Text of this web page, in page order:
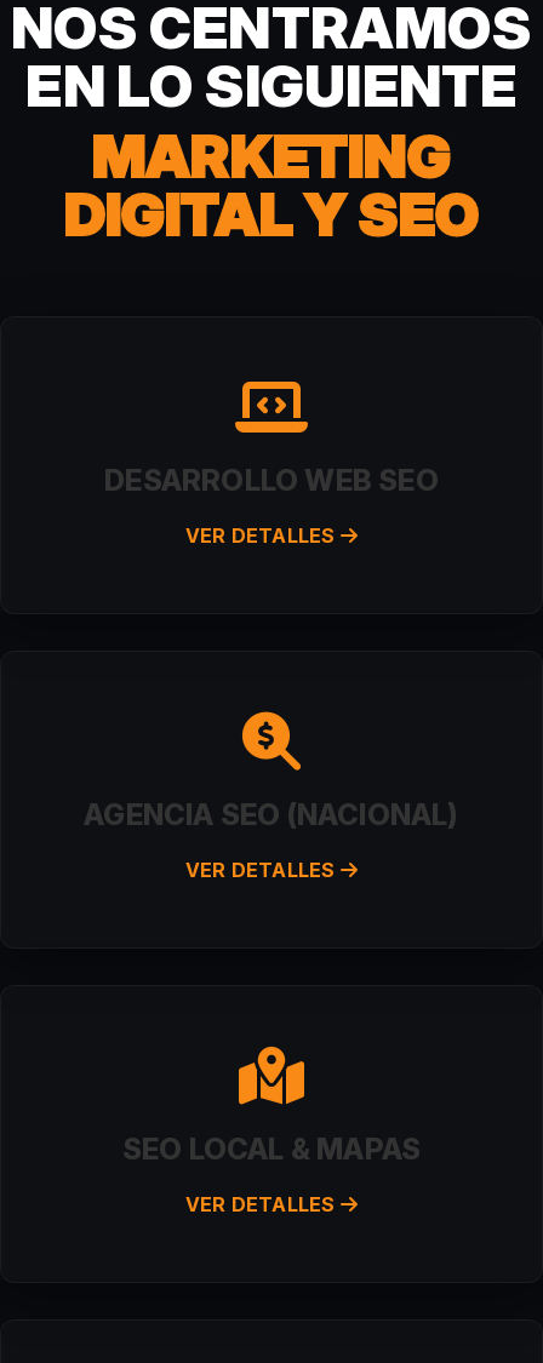
NOS CENTRAMOS
EN LO SIGUIENTE
MARKETING
DIGITAL Y SEO
DESARROLLO WEB SEO
VER DETALLES
AGENCIA SEO (NACIONAL)
VER DETALLES
SEO LOCAL & MAPAS
VER DETALLES